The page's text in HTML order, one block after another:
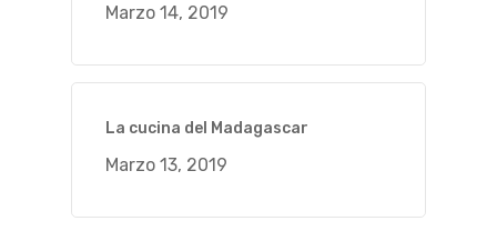
Marzo 14, 2019
La cucina del Madagascar
Marzo 13, 2019